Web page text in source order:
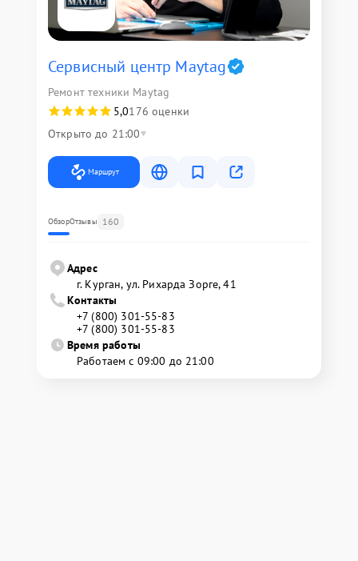
Сервисный центр Maytag
Ремонт техники Maytag
5,0176 оценки
Открыто до 21:00
Маршрут
ОбзорОтзывы 160
Адрес
г. Курган, ул. Рихарда Зорге, 41
Контакты
+7 (800) 301-55-83
+7 (800) 301-55-83
Время работы
Работаем с 09:00 до 21:00